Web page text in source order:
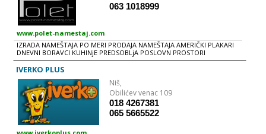
063 1018999
www.polet-namestaj.com
IZRADA NAMEŠTAJA PO MERI PRODAJA NAMEŠTAJA AMERIČKI PLAKARI
DNEVNI BORAVCI KUHINjE PREDSOBLjA POSLOVN PROSTORI
IVERKO PLUS
Niš,
Obilićev venac 109
018 4267381
065 5665522